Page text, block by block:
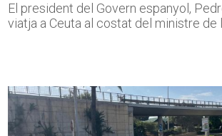
El president del Govern espanyol,
viatja a Ceuta al costat del ministre de